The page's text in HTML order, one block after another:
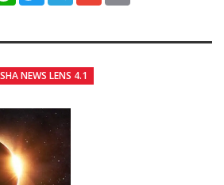
NEWS LENS 4.1